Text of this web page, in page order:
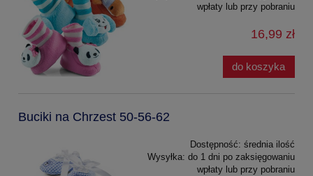
wpłaty lub przy pobraniu
16,99 zł
do koszyka
Buciki na Chrzest 50-56-62
Dostępność: średnia ilość
Wysyłka: do 1 dni po zaksięgowaniu
wpłaty lub przy pobraniu